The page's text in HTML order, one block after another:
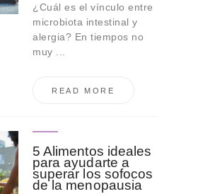
¿Cuál es el vínculo entre
microbiota intestinal y
alergia? En tiempos no
muy ...
READ MORE
5 Alimentos ideales
para ayudarte a
superar los sofocos
de la menopausia